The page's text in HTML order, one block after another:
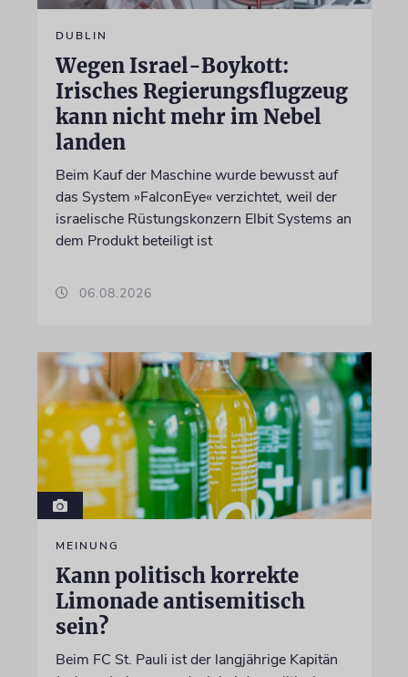
DUBLIN
Wegen Israel-Boykott:
Irisches Regierungsflugzeug
kann nicht mehr im Nebel
landen
Beim Kauf der Maschine wurde bewusst auf
das System »FalconEye« verzichtet, weil der
israelische Rüstungskonzern Elbit Systems an
dem Produkt beteiligt ist
06.08.2026
MEINUNG
Kann politisch korrekte
Limonade antisemitisch
sein?
Beim FC St. Pauli ist der langjährige Kapitän